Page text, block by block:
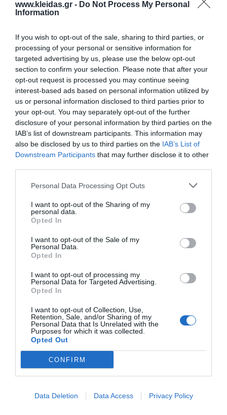
www.kleidas.gr - Do Not Process My Personal
Information
If you wish to opt-out of the sale, sharing to third parties, or
processing of your personal or sensitive information for
targeted advertising by us, please use the below opt-out
section to confirm your selection. Please note that after your
opt-out request is processed you may continue seeing
interest-based ads based on personal information utilized by
us or personal information disclosed to third parties prior to
your opt-out. You may separately opt-out of the further
disclosure of your personal information by third parties on the
IAB’s list of downstream participants. This information may
also be disclosed by us to third parties on the IAB’s List of
Downstream Participants that may further disclose it to other
Personal Data Processing Opt Outs
I want to opt-out of the Sharing of my
personal data.
Opted In
I want to opt-out of the Sale of my
Personal Data.
Opted In
I want to opt-out of processing my
Personal Data for Targeted Advertising.
Opted In
I want to opt-out of Collection, Use,
Retention, Sale, and/or Sharing of my
Personal Data that Is Unrelated with the
Purposes for which it was collected.
Opted Out
CONFIRM
Data Deletion Data Access Privacy Policy
Volume 1
Κωδικός:
24,99 €
of Europe
Κωδικός:
95,00 €